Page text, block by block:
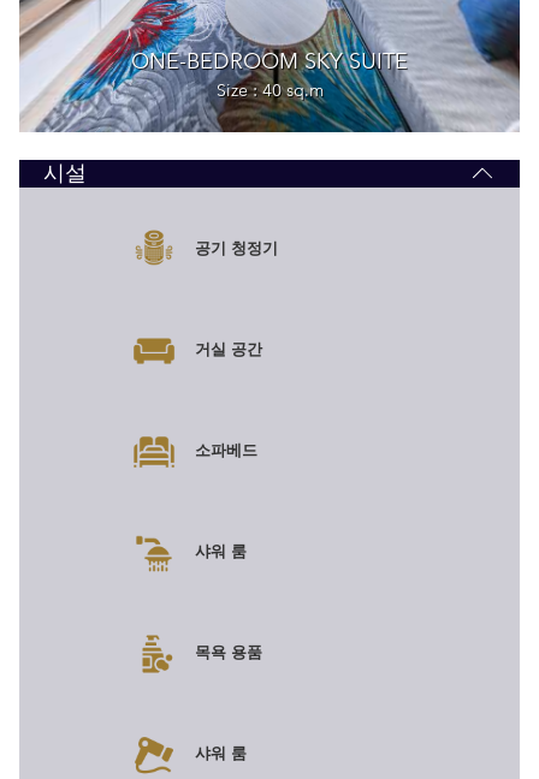
시설
공기 청정기
거실 공간
소파베드
샤워 룸
목욕 용품
샤워 룸